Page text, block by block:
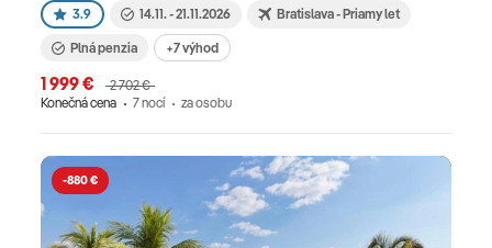
3.9 14.11. - 21.11.2026 Bratislava - Priamy let
Plná penzia +7 výhod
1 999 €
2 702 €
Konečná cena
7 nocí za osobu
-880 €